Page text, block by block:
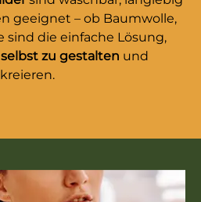
geeignet – ob Baumwolle,
sind die einfache Lösung,
zu gestalten und